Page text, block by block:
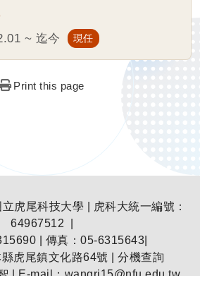
~ 迄今 現任
Print this page
虎尾科技大學 | 虎科大統一編號：
64967512 |
| 傳真：05-6315643|
虎尾鎮文化路64號
分機查詢
| E-mail：wangrj15@nfu.edu.tw